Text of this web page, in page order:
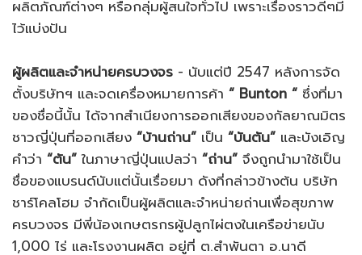
ผลิตภัณฑ์ต่างๆ หรือกลุ่มผู้สนใจทั่วไป เพราะเรื่องราวดีๆมี
ไว้แบ่งปัน
ผู้ผลิตและจำหน่ายครบวงจร - นับแต่ปี 2547 หลังการจัด
ตั้งบริษัทฯ และจดเครื่องหมายการค้า “ Bunton “ ซึ่งที่มา
ของชื่อนี้นั้น ได้จากสำเนียงการออกเสียงของกัลยาณมิตร
ชาวญี่ปุ่นที่ออกเสียง “บ้านถ่าน” เป็น “บันตัน” และบังเอิญ
คำว่า “ตัน”ในภาษาญี่ปุ่นแปลว่า “ถ่าน” จึงถูกนำมาใช้เป็น
ชื่อของแบรนด์นับแต่นั้นเรื่อยมา ดังที่กล่าวข้างต้น บริษัท
ชาร์โคลโฮม จำกัดเป็นผู้ผลิตและจำหน่ายถ่านเพื่อสุขภาพ
ครบวงจร มีพี่น้องเกษตรกรผู้ปลูกไผ่ตงในเครือข่ายนับ
1,000 ไร่ และโรงงานผลิต อยู่ที่ ต.สำพันตา อ.นาดี